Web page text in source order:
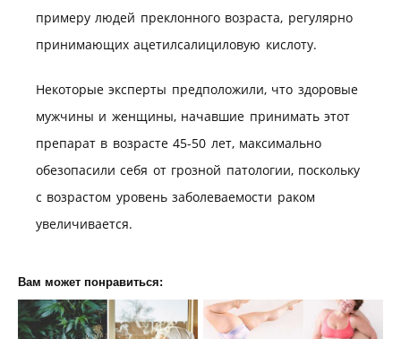
примеру людей преклонного возраста, регулярно
принимающих ацетилсалициловую кислоту.
Некоторые эксперты предположили, что здоровые
мужчины и женщины, начавшие принимать этот
препарат в возрасте 45-50 лет, максимально
обезопасили себя от грозной патологии, поскольку
с возрастом уровень заболеваемости раком
увеличивается.
Вам может понравиться: